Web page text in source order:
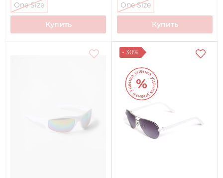
One Size
Купить
One Size
Купить
- 30%